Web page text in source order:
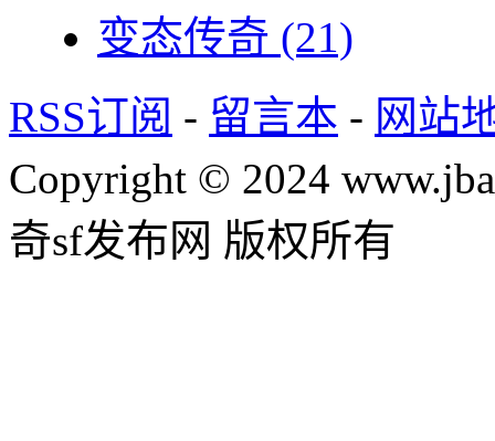
变态传奇 (21)
RSS订阅 - 留言本 - 网站
Copyright © 2024
奇sf发布网 版权所有